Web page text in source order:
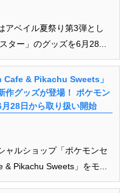
アベイル夏祭り第3弾とし
ター」のグッズを6月28...
Cafe & Pikachu Sweets」
作グッズが登場！ ポケモン
28日から取り扱い開始
ャルショップ「ポケモンセ
Pikachu Sweets」をモ...